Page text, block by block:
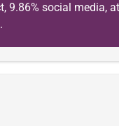
9.86% social media,